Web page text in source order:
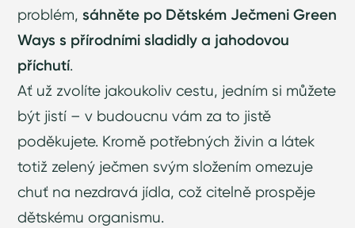
problém,sáhněte po Dětském Ječmeni Green
Ways s přírodními sladidly a jahodovou
příchutí.
Ať už zvolíte jakoukoliv cestu, jedním si můžete
být jistí – v budoucnu vám za to jistě
poděkujete. Kromě potřebných živin a látek
totiž zelený ječmen svým složením omezuje
chuť na nezdravá jídla, což citelně prospěje
dětskému organismu.